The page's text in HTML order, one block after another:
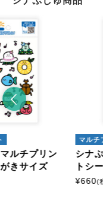
ルチプリン
きサイズ
マルチ
シナ
トシ
¥660(